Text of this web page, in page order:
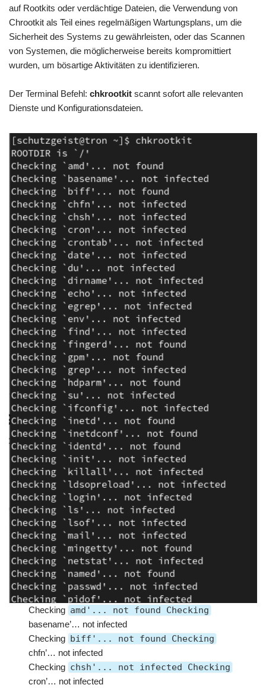
auf Rootkits oder verdächtige Dateien, die Verwendung von
Chrootkit als Teil eines regelmäßigen Wartungsplans, um die
Sicherheit des Systems zu gewährleisten, oder das Scannen
von Systemen, die möglicherweise bereits kompromittiert
wurden, um bösartige Aktivitäten zu identifizieren.
Der Terminal Befehl: chkrootkit scannt sofort alle relevanten
Dienste und Konfigurationsdateien.
Checking amd'... not found Checking
basename’… not infected
Checking biff'... not found Checking
chfn’… not infected
Checking chsh'... not infected Checking
cron’… not infected